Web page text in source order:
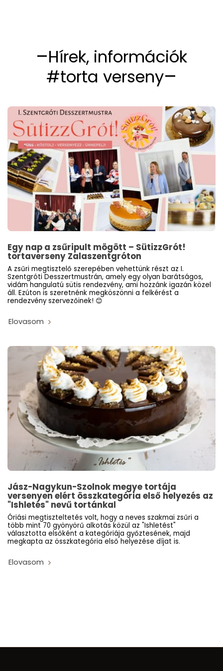
Hírek, információk
#torta verseny
Egy nap a zsűripult mögött – SütizzGrót!
tortaverseny Zalaszentgróton
A zsűri megtisztelő szerepében vehettünk részt az I.
Szentgróti Desszertmustrán, amely egy olyan barátságos,
vidám hangulatú sütis rendezvény, ami hozzánk igazán közel
áll. Ezúton is szeretnénk megköszönni a felkérést a
rendezvény szervezőinek! 😊
Elovasom
Jász-Nagykun-Szolnok megye tortája
versenyen elért összkategória első helyezés az
"Ishletés" nevű tortánkal
Óriási megtiszteltetés volt, hogy a neves szakmai zsűri a
több mint 70 gyönyörű alkotás közül az "Ishletést"
választotta elsőként a kategóriája győztesének, majd
megkapta az összkategória első helyezése díjat is.
Elovasom